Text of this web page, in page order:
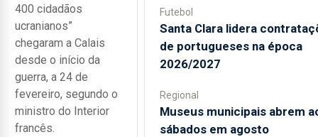
400 cidadãos
ucranianos”
chegaram a Calais
desde o início da
guerra, a 24 de
fevereiro, segundo o
ministro do Interior
francês.
Futebol
Santa Clara lidera
de portugueses na época
2026/2027
Regional
Museus municipais abrem
sábados em agosto